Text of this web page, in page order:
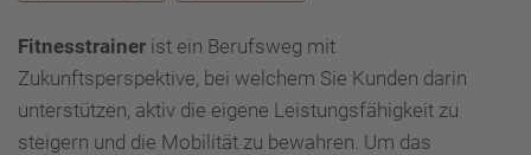
Fitnesstrainer ist ein Berufsweg mit
Zukunftsperspektive, bei welchem Sie Kunden darin
unterstützen, aktiv die eigene Leistungsfähigkeit zu
steigern und die Mobilität zu bewahren. Um das